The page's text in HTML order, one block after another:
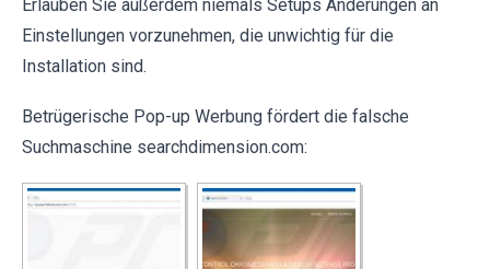
Erlauben Sie außerdem niemals Setups Änderungen an
Einstellungen vorzunehmen, die unwichtig für die
Installation sind.
Betrügerische Pop-up Werbung fördert die falsche
Suchmaschine searchdimension.com: